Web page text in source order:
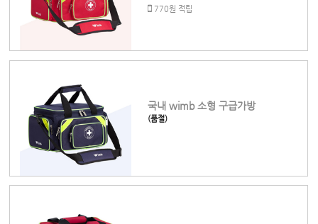
770원 적립
국내 wimb 소형 구급가방
(품절)